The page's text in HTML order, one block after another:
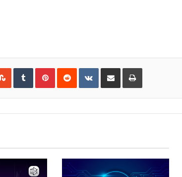
StumbleUpon
TumblrPinterestReddit VKontakte
Share via Email Print